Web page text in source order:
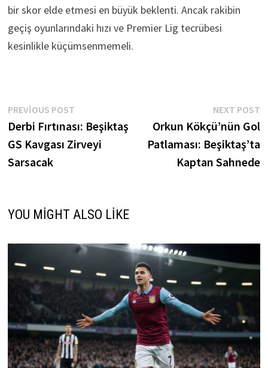
bir skor elde etmesi en büyük beklenti. Ancak rakibin
geçiş oyunlarındaki hızı ve Premier Lig tecrübesi
kesinlikle küçümsenmemeli.
Yazı
gezinmesi
PREVIOUS POSTPrevious
post:
Derbi Fırtınası: Beşiktaş
GS Kavgası Zirveyi
Sarsacak
NEXT POST
Orkun Kökçü’nün Gol
Patlaması: Beşiktaş’ta
Kaptan Sahnede
YOU MIGHT ALSO LIKE